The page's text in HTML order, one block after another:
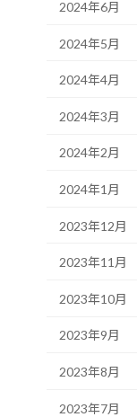
2024年6月
2024年5月
2024年4月
2024年3月
2024年2月
2024年1月
2023年12月
2023年11月
2023年10月
2023年9月
2023年8月
2023年7月